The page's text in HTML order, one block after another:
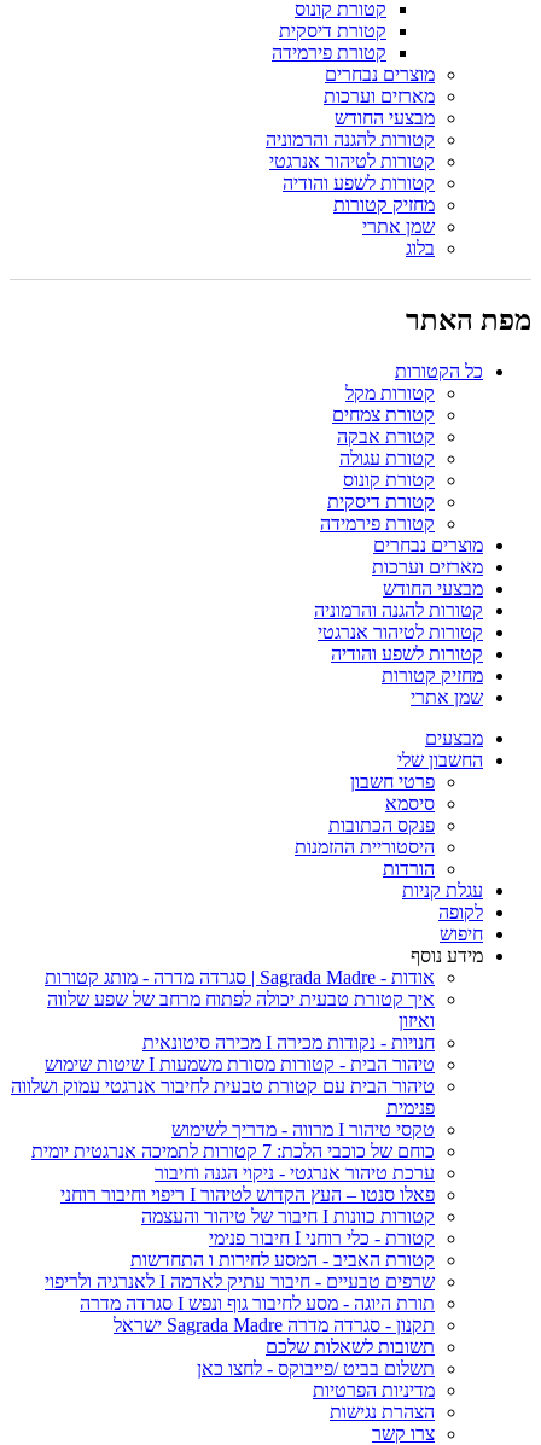
קטורת קונוס
קטורת דיסקית
קטורת פירמידה
מוצרים נבחרים
מארזים וערכות
מבצעי החודש
קטורות להגנה והרמוניה
קטורות לטיהור אנרגטי
קטורות לשפע והודיה
מחזיק קטורות
שמן אתרי
בלוג
מפת האתר
כל הקטורות
קטורות מקל
קטורת צמחים
קטורת אבקה
קטורת עגולה
קטורת קונוס
קטורת דיסקית
קטורת פירמידה
מוצרים נבחרים
מארזים וערכות
מבצעי החודש
קטורות להגנה והרמוניה
קטורות לטיהור אנרגטי
קטורות לשפע והודיה
מחזיק קטורות
שמן אתרי
מבצעים
החשבון שלי
פרטי חשבון
סיסמא
פנקס הכתובות
היסטוריית ההזמנות
הורדות
עגלת קניות
לקופה
חיפוש
מידע נוסף
אודות - Sagrada Madre | סגרדה מדרה - מותג קטורות
איך קטורת טבעית יכולה לפתוח מרחב של שפע שלווה
ואיזון
חנויות - נקודות מכירה I מכירה סיטונאית
טיהור הבית - קטורות מסורת משמעות I שיטות שימוש
טיהור הבית עם קטורת טבעית לחיבור אנרגטי עמוק ושלווה
פנימית
טקסי טיהור I מרווה - מדריך לשימוש
כוחם של כוכבי הלכת: 7 קטורות לתמיכה אנרגטית יומית
ערכת טיהור אנרגטי - ניקוי הגנה וחיבור
פאלו סנטו – העץ הקדוש לטיהור I ריפוי וחיבור רוחני
קטורות כוונות I חיבור של טיהור והעצמה
קטורת - כלי רוחני I חיבור פנימי
קטורת האביב - המסע לחירות ו התחדשות
שרפים טבעיים - חיבור עתיק לאדמה I לאנרגיה ולריפוי
תורת היוגה - מסע לחיבור גוף ונפש I סגרדה מדרה
תקנון - סגרדה מדרה Sagrada Madre ישראל
תשובות לשאלות שלכם
תשלום בביט /פייבוקס - לחצו כאן
מדיניות הפרטיות
הצהרת נגישות
צרו קשר